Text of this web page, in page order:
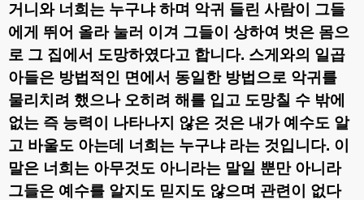
거니와 너희는 누구냐 하며 악귀 들린 사람이 그들
에게 뛰어 올라 눌러 이겨 그들이 상하여 벗은 몸으
로 그 집에서 도망하였다고 합니다. 스게와의 일곱
아들은 방법적인 면에서 동일한 방법으로 악귀를
물리치려 했으나 오히려 해를 입고 도망칠 수 밖에
없는 즉 능력이 나타나지 않은 것은 내가 예수도 알
고 바울도 아는데 너희는 누구냐 라는 것입니다. 이
말은 너희는 아무것도 아니라는 말일 뿐만 아니라
그들은 예수를 알지도 믿지도 않으며 관련이 없다